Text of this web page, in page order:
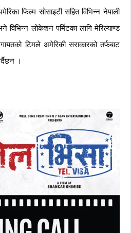
फिल्म सोसाइटी सहित विभिन्न नेपाली
लोकेशन पर्मिटका लागि मेरिल्याण्ड
टिमले अमेरिकी सराकारको तर्फबाट
।